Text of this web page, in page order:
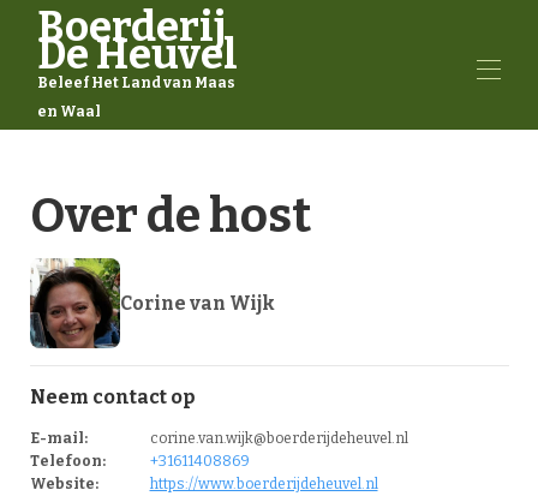
Boerderij
De Heuvel
Beleef Het Land van Maas
en Waal
Appartement
Locatie
Contact
Over de host
Corine van Wijk
Neem contact op
E-mail :
corine.van.wijk@boerderijdeheuvel.nl
Telefoon:
+31611408869
Website: https://www.boerderijdeheuvel.nl